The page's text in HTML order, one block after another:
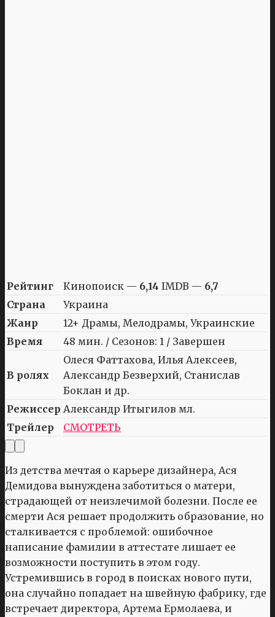
Рейтинг Кинопоиск — 6,14 IMDB — 6,7
Страна
Украина
Жанр
12+ Драмы, Мелодрамы, Украинские
Время
48 мин. / Сезонов: 1 / Завершен
В ролях
Олеся Фаттахова, Илья Алексеев,
Александр Безверхий, Станислав
Боклан и др.
Режиссер Александр Итыгилов мл.
Трейлер
СМОТРЕТЬ
Из детства мечтая о карьере дизайнера, Ася
Демидова вынуждена заботиться о матери,
страдающей от неизлечимой болезни. После ее
смерти Ася решает продолжить образование, но
сталкивается с проблемой: ошибочное
написание фамилии в аттестате лишает ее
возможности поступить в этом году.
Устремившись в город в поисках нового пути,
она случайно попадает на швейную фабрику, где
встречает директора, Артема Ермолаева, и